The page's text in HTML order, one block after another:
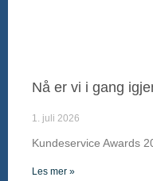
Nå er vi i gang
1. juli 2026
Kundeservice Awards
Les mer »